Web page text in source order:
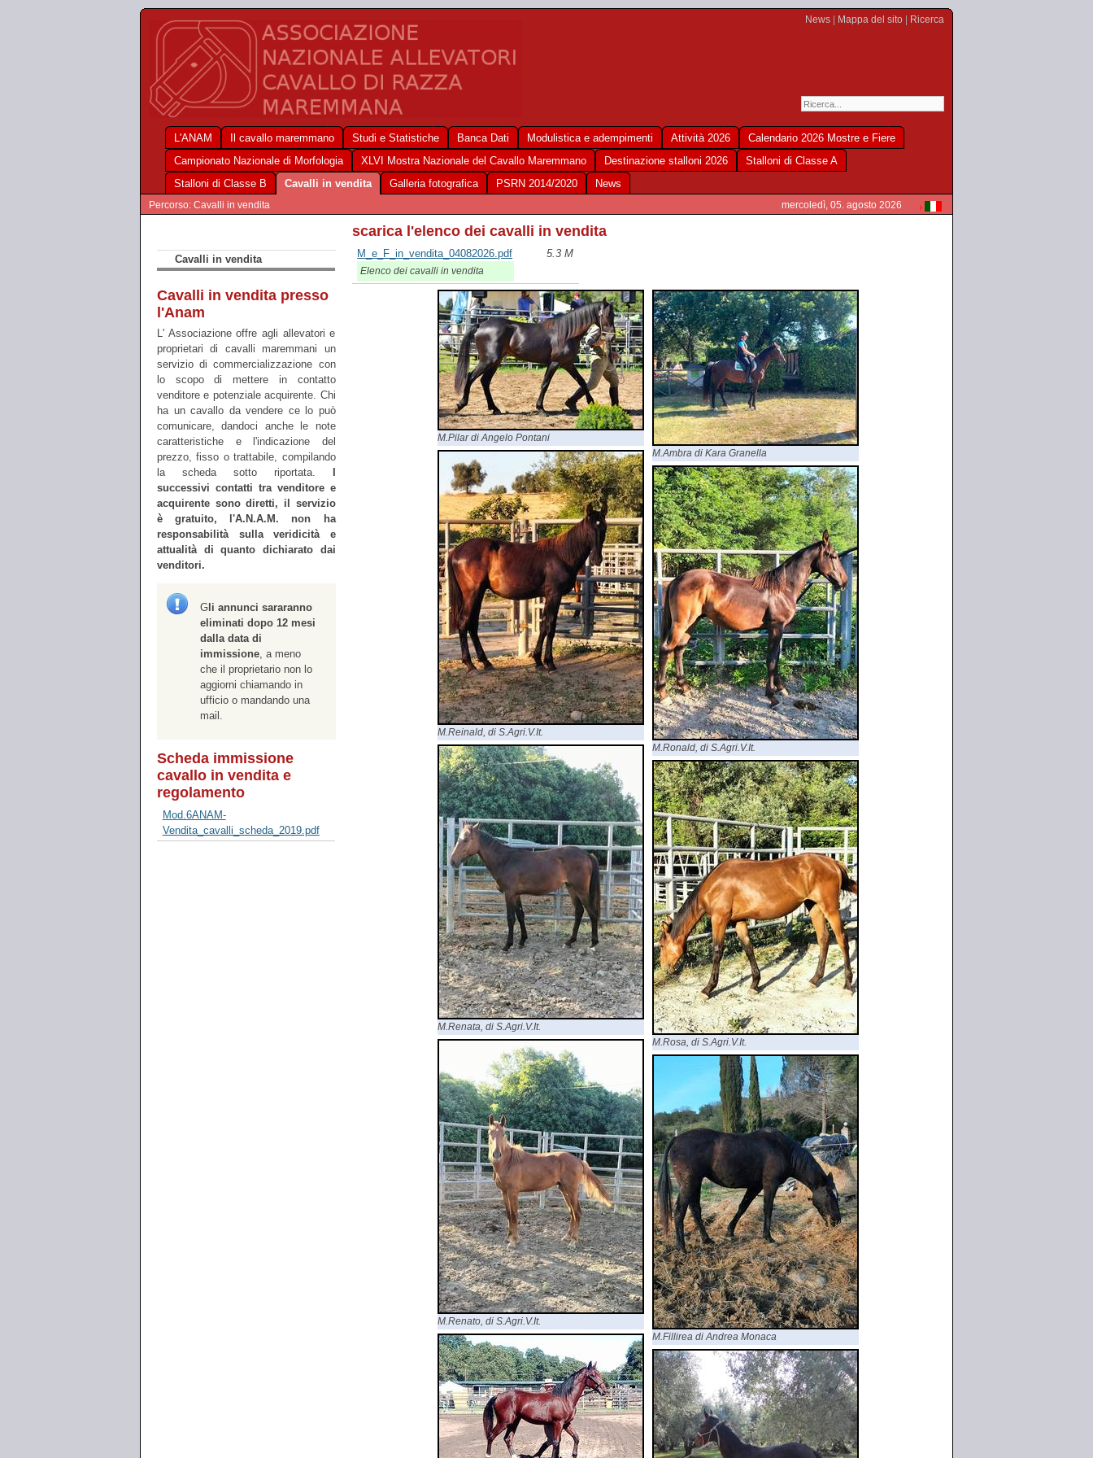
News Mappa del sito Ricerca
L'ANAM Il cavallo maremmano Studi e Statistiche Banca Dati Modulistica e adempimenti Attività 2026
Calendario 2026 Mostre e Fiere
Campionato Nazionale di Morfologia
XLVI Mostra Nazionale del Cavallo Maremmano Destinazione stalloni 2026
Stalloni di Classe A
Stalloni di Classe B
Cavalli in vendita Galleria fotografica PSRN 2014/2020 News
Percorso: Cavalli in vendita mercoledì, 05. agosto 2026
Cavalli in vendita
Cavalli in vendita presso
l'Anam
L' Associazione offre agli allevatori e
proprietari di cavalli maremmani un
servizio di commercializzazione con
lo scopo di mettere in contatto
venditore e potenziale acquirente. Chi
ha un cavallo da vendere ce lo può
comunicare, dandoci anche le note
caratteristiche e l'indicazione del
prezzo, fisso o trattabile, compilando
la scheda sotto riportata. I
successivi contatti tra venditore e
acquirente sono diretti, il servizio
è gratuito, l'A.N.A.M. non ha
responsabilità sulla veridicità e
attualità di quanto dichiarato dai
venditori.
G li annunci sararanno
eliminati dopo 12 mesi
dalla data di
immissione , a meno
che il proprietario non lo
aggiorni chiamando in
ufficio o mandando una
mail.
Scheda immissione
cavallo in vendita e
regolamento
Mod.6ANAM-
Vendita_cavalli_scheda_2019.pdf
scarica l'elenco dei cavalli in vendita
M_e_F_in_vendita_04082026.pdf
Elenco dei cavalli in vendita
5.3 M
M.Pilar di Angelo Pontani
M.Reinald, di S.Agri.V.It.
M.Renata, di S.Agri.V.It.
M.Renato, di S.Agri.V.It.
M.Ambra di Kara Granella
M.Ronald, di S.Agri.V.It.
M.Rosa, di S.Agri.V.It.
M.Fillirea di Andrea Monaca